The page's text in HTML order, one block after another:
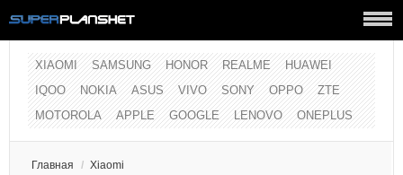
XIAOMI SAMSUNG HONOR REALME
HUAWEI
IQOO
NOKIA ASUS VIVO SONY OPPO
ZTE
MOTOROLA
APPLE GOOGLE LENOVO ONEPLUS
Главная / Xiaomi